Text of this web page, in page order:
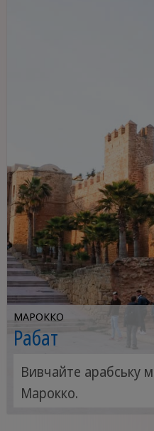
МАРОККО
Рабат
Вивчайте арабську
Марокко.